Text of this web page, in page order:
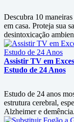
Descubra 10
em casa. Proteja sua
desintoxicação
Assistir TV em
Estudo de 24 Anos
Estudo de 24 anos
estrutura cerebral,
Alzheimer e demência.